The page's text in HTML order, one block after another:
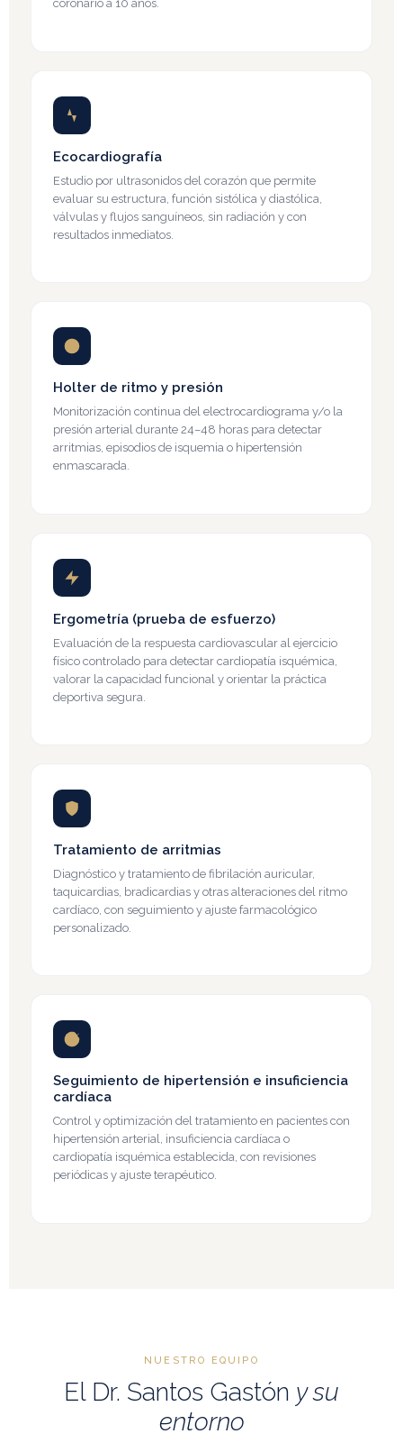
coronario a 10 años.
Ecocardiografía
Estudio por ultrasonidos del corazón que permite
evaluar su estructura, función sistólica y diastólica,
válvulas y flujos sanguíneos, sin radiación y con
resultados inmediatos.
Holter de ritmo y presión
Monitorización continua del electrocardiograma y/o la
presión arterial durante 24–48 horas para detectar
arritmias, episodios de isquemia o hipertensión
enmascarada.
Ergometría (prueba de esfuerzo)
Evaluación de la respuesta cardiovascular al ejercicio
físico controlado para detectar cardiopatía isquémica,
valorar la capacidad funcional y orientar la práctica
deportiva segura.
Tratamiento de arritmias
Diagnóstico y tratamiento de fibrilación auricular,
taquicardias, bradicardias y otras alteraciones del ritmo
cardíaco, con seguimiento y ajuste farmacológico
personalizado.
Seguimiento de hipertensión e insuficiencia
cardíaca
Control y optimización del tratamiento en pacientes con
hipertensión arterial, insuficiencia cardíaca o
cardiopatía isquémica establecida, con revisiones
periódicas y ajuste terapéutico.
NUESTRO EQUIPO
El Dr. Santos Gastón y su
entorno